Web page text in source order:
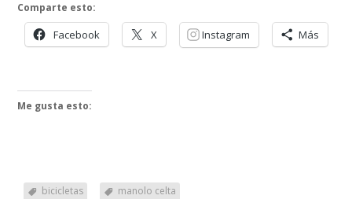
Comparte esto:
Facebook X Instagram Más
Me gusta esto:
bicicletas manolo celta